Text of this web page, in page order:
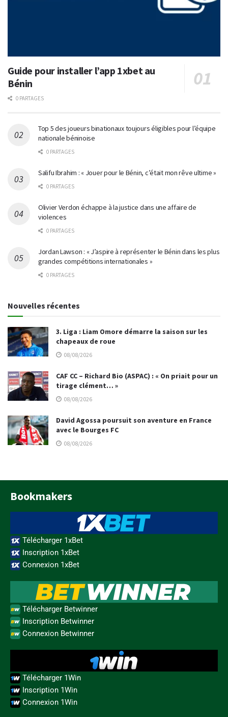
Guide pour installer l’app 1xbet au
Bénin
0 PARTAGES
Top 5 des joueurs binationaux toujours éligibles pour l’équipe
nationale béninoise
0 PARTAGES
Salifu Ibrahim : « Jouer pour le Bénin, c’était mon rêve ultime »
0 PARTAGES
Olivier Verdon échappe à la justice dans une affaire de
violences
0 PARTAGES
Jordan Lawson : « J’aspire à représenter le Bénin dans les plus
grandes compétitions internationales »
0 PARTAGES
Nouvelles récentes
3. Liga : Liam Omore démarre la saison sur les
chapeaux de roue
08/08/2026
CAF CC – Richard Bio (ASPAC) : « On priait pour un
tirage clément… »
08/08/2026
David Agossa poursuit son aventure en France
avec le Bourges FC
08/08/2026
Bookmakers
Télécharger 1xBet
Inscription 1xBet
Connexion 1xBet
Télécharger Betwinner
Inscription Betwinner
Connexion Betwinner
Télécharger 1Win
Inscription 1Win
Connexion 1Win